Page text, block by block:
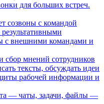
для больших встреч.
созвоны с командой
с внешними командами и
сбор мнений сотрудников
тексты, обсуждать идеи
рабочей информации и
— чаты, задачи, файлы —